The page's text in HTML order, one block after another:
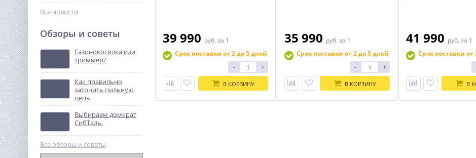
Бензопила Holzfforma G180
9 790
%
Все новости
Обзоры и советы
Газонокосилка или
триммер?
Как правильно
заточить пильную
цепь
Выбираем домкрат
СибТаль.
Все обзоры и советы
39 990 руб. за 1
Срок поставки от 2 до 5 дней
- +
В КОРЗИНУ
35 990 руб. за 1
Срок поставки от 2 до 5 дней
- +
В КОРЗИНУ
41 990 руб. за 1
Срок поставки от
В